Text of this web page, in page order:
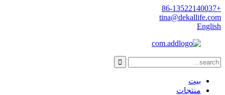
+86-13522140037
tina@dekallife.com
English
بيت
منتجات